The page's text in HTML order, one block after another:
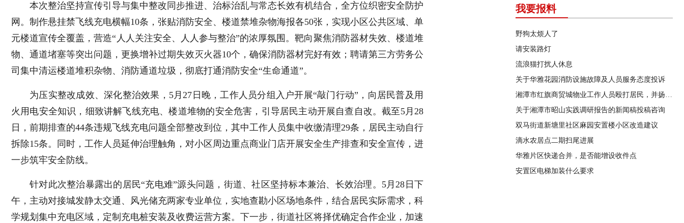
本次整治坚持宣传引导与集中整改同步推进、治标治乱与常态长效有机结合，全方位织密安全防护
网。制作悬挂禁飞线充电横幅10条，张贴消防安全、楼道禁堆杂物海报各50张，实现小区公共区域、单
元楼道宣传全覆盖，营造“人人关注安全、人人参与整治”的浓厚氛围。靶向聚焦消防器材失效、楼道堆
物、通道堵塞等突出问题，更换增补过期失效灭火器10个，确保消防器材完好有效；聘请第三方劳务公
司集中清运楼道堆积杂物、消防通道垃圾，彻底打通消防安全“生命通道”。
为压实整改成效、深化整治效果，5月27日晚，工作人员分组入户开展“敲门行动”，向居民普及用
火用电安全知识，细致讲解飞线充电、楼道堆物的安全危害，引导居民主动开展自查自改。截至5月28
日，前期排查的44条违规飞线充电问题全部整改到位，其中工作人员集中收缴清理29条，居民主动自行
拆除15条。同时，工作人员延伸治理触角，对小区周边重点商业门店开展安全生产排查和安全宣传，进
一步筑牢安全防线。
针对此次整治暴露出的居民“充电难”源头问题，街道、社区坚持标本兼治、长效治理。5月28日下
午，主动对接城发静太交通、风光储充两家专业单位，实地查勘小区场地条件，结合居民实际需求，科
学规划集中充电区域，定制充电桩安装及收费运营方案。下一步，街道社区将择优确定合作企业，加速
我要报料
野狗太烦人了
请安装路灯
流浪猫打扰人休息
关于华雅花园消防设施故障及人员服务态度投诉
湘潭市红旗商贸城物业工作人员殴打居民，并扬言恐吓“我打死你有冯友根负责”
关于湘潭市昭山实践调研报告的新闻稿投稿咨询
双马街道新塘里社区麻园安置楼小区改造建议
滴水农居点二期扫尾进展
华雅片区快递合并，是否能增设收件点
安置区电梯加装什么要求